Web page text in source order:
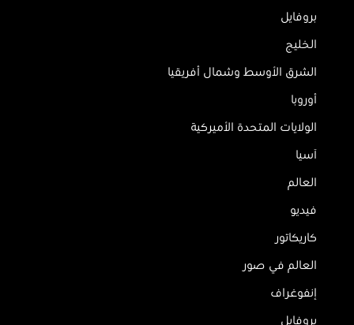
بروفايل
الخليج
الشرق الأوسط وشمال أفريقيا
أوروبا
الولايات المتحدة الأميركية
آسيا
العالم
فيديو
كاريكاتور
العالم في صور
إنفوغراف
بروفايل